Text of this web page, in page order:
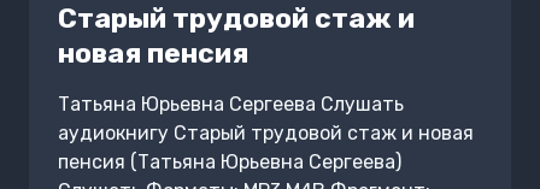
Старый трудовой стаж и
новая пенсия
Татьяна Юрьевна Сергеева Слушать
аудиокнигу Старый трудовой стаж и новая
пенсия (Татьяна Юрьевна Сергеева)